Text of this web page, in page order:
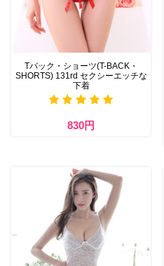
Tバック・ショーツ(T-BACK・
SHORTS) 131rd セクシーエッチな
下着
830円